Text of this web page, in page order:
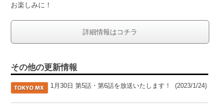
お楽しみに！
詳細情報はコチラ
その他の更新情報
[TOKYO MX]
1月30日 第5話・第6話を放送いたします！ (2023/1/24)